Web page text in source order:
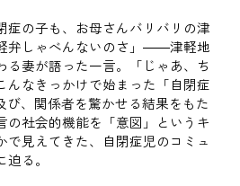
症の子も、お母さんバリバリの津
弁しゃべんないのさ」――津軽地
る妻が語った一言。「じゃあ、ち
んなきっかけで始まった「自閉症
び、関係者を驚かせる結果をもた
の社会的機能を「意図」というキ
で見えてきた、自閉症児のコミュ
る。